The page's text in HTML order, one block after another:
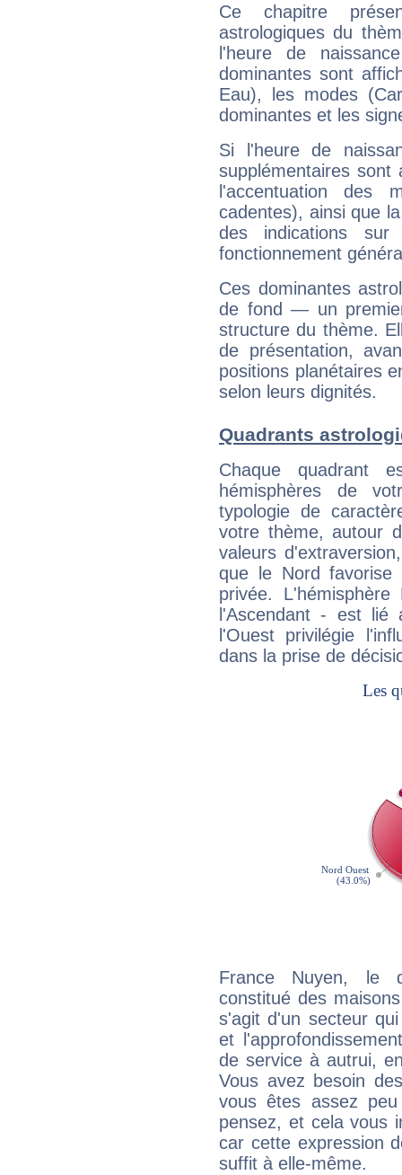
Ce chapitre
astrologiques du
l'heure de
dominantes sont
Eau), les modes
dominantes et les
Si l'heure de
supplémentaires sont
l'accentuation des
cadentes), ainsi que
des indications sur
fonctionnement
Ces dominantes
de fond — un
structure du thème.
de présentation,
positions planétaires
selon leurs dignités.
Quadrants
Chaque quadrant
hémisphères de
typologie de
votre thème, autour
valeurs
que le Nord favorise
privée.
l'Ascendant - est
l'Ouest privilégie
dans la prise de
France Nuyen, le
constitué des
s'agit d'un secteur
et
de service à autrui,
Vous avez besoin
vous êtes assez
pensez, et cela vous
car cette expression
suffit à elle-même.